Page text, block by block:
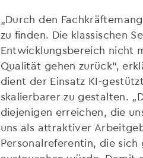
„Durch den
zu finden. Die klassischen
Entwicklungsbereich nicht
Qualität gehen zurück“,
dient der Einsatz KI-
skalierbarer zu gestalten.
diejenigen erreichen, die
uns als attraktiver
Personalreferentin, die